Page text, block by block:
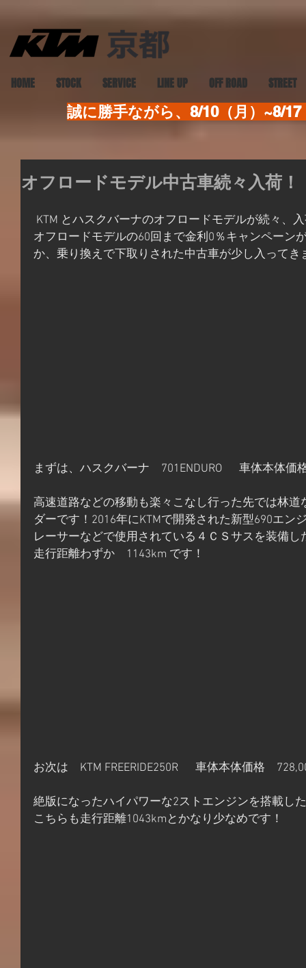
HOME STOCK SERVICE LINE UP OFF ROAD STREET
誠に勝手ながら、8/10（月）~8/
オフロードモデル中古車続々入荷！
オフロードモデルの60回まで金利0％キャンペーン
か、乗り換えで下取りされた中古車が少し入ってき
まずは、ハスクバーナ　701ENDURO  　車体本体価
高速道路などの移動も楽々こなし行った先では林
ダーです！2016年にKTMで開発された新型690エン
レーサーなどで使用されている４ＣＳサスを装備し
走行距離わずか　1143km です！
お次は　KTM FREERIDE250R  　車体本体価格　
絶版になったハイパワーな2ストエンジンを搭載した
こちらも走行距離1043kmとかなり少なめです！